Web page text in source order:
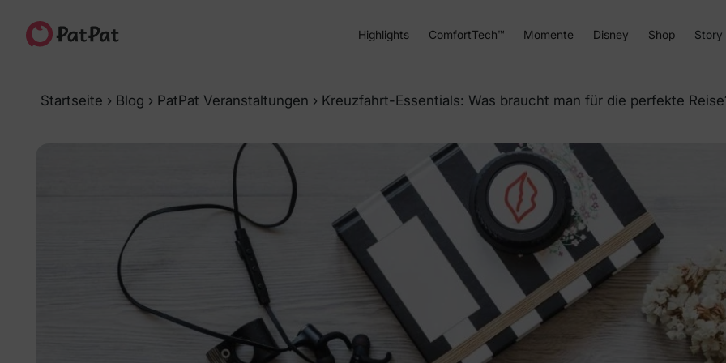
Highlights ComfortTech™ Momente Disney Shop Story
Startseite › Blog › PatPat Veranstaltungen › Kreuzfahrt-Essentials: Was braucht man für die perfekte